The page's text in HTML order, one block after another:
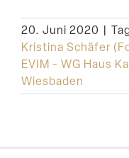
20. Juni 2020 |
Kristina Schäfer
EVIM - WG Haus
Wiesbaden